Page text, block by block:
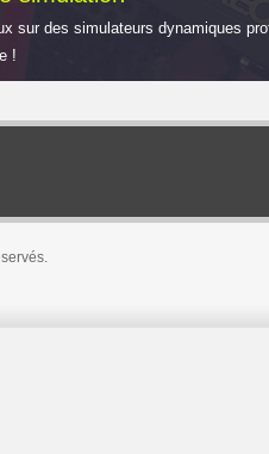
sur des simulateurs dynamiques
!